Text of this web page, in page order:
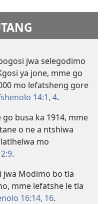
jwa selegodimo
ya jone, mme go
mo lefatsheng gore
14:1, 4.
busa ka 1914, mme
o ne a ntshiwa
mo
.
jwa Modimo bo tla
mme lefatshe le tla
16:14, 16.